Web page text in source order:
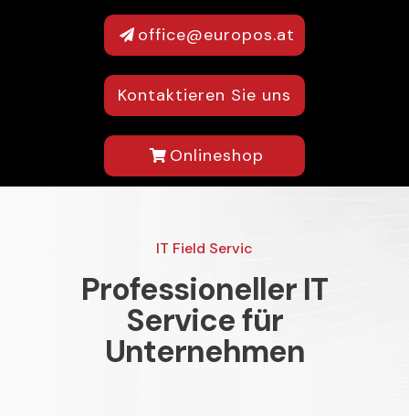
office@europos.at
Kontaktieren Sie uns
Onlineshop
IT Field Servic
Professioneller IT
Service für
Unternehmen